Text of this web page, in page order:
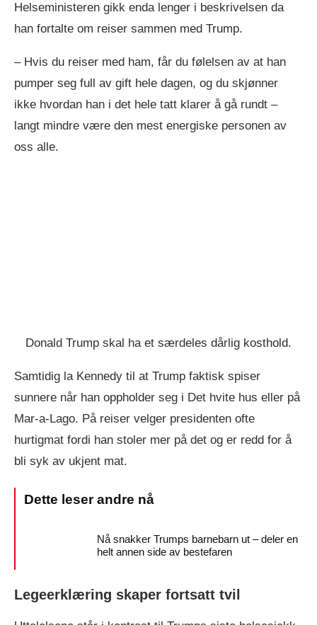
Helseministeren gikk enda lenger i beskrivelsen da
han fortalte om reiser sammen med Trump.
– Hvis du reiser med ham, får du følelsen av at han
pumper seg full av gift hele dagen, og du skjønner
ikke hvordan han i det hele tatt klarer å gå rundt –
langt mindre være den mest energiske personen av
oss alle.
Donald Trump skal ha et særdeles dårlig kosthold.
Samtidig la Kennedy til at Trump faktisk spiser
sunnere når han oppholder seg i Det hvite hus eller på
Mar-a-Lago. På reiser velger presidenten ofte
hurtigmat fordi han stoler mer på det og er redd for å
bli syk av ukjent mat.
Nå snakker Trumps barnebarn ut – deler en
helt annen side av bestefaren
Legeerklæring skaper fortsatt tvil